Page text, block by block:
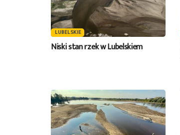
LUBELSKIE
Niski stan rzek w Lubelskiem